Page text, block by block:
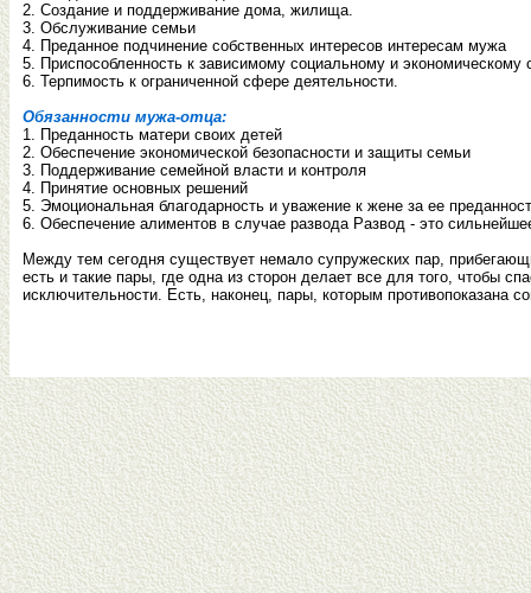
2. Создание и поддерживание дома, жилища.
3. Обслуживание семьи
4. Преданное подчинение собственных интересов интересам мужа
5. Приспособленность к зависимому социальному и экономическому
6. Терпимость к ограниченной сфере деятельности.
Обязанности мужа-отца:
1. Преданность матери своих детей
2. Обеспечение экономической безопасности и защиты семьи
3. Поддерживание семейной власти и контроля
4. Принятие основных решений
5. Эмоциональная благодарность и уважение к жене за ее
6. Обеспечение алиментов в случае развода Развод - это
Между тем сегодня существует немало супружеских пар,
есть и такие пары, где одна из сторон делает все для того, чтобы
исключительности. Есть, наконец, пары, которым противопоказана